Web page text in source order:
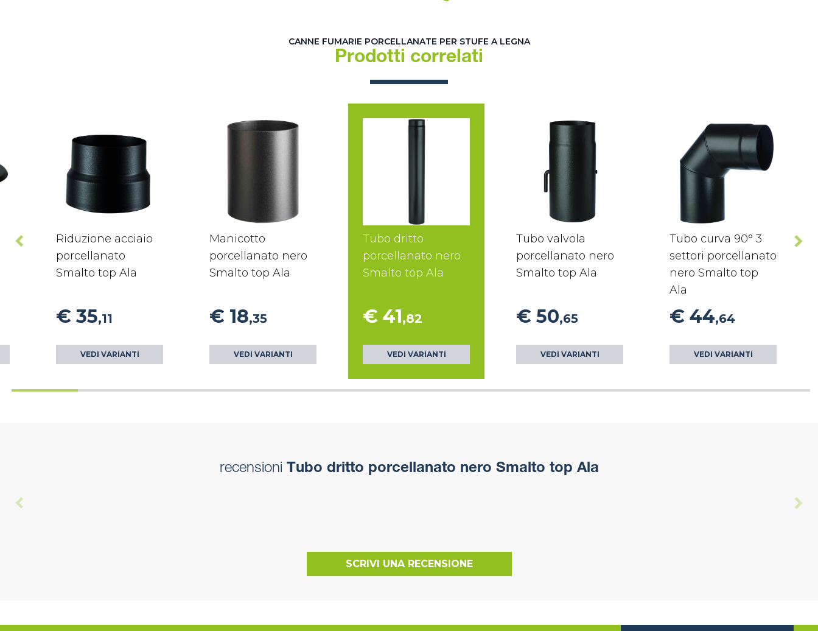
CANNE FUMARIE PORCELLANATE PER STUFE A LEGNA
Prodotti correlati
Riduzione acciaio
porcellanato
Smalto top Ala
€ 35,11
VEDI VARIANTI
Manicotto
porcellanato nero
Smalto top Ala
€ 18,35
VEDI VARIANTI
Tubo dritto
porcellanato nero
Smalto top Ala
€ 41,82
VEDI VARIANTI
Tubo valvola
porcellanato nero
Smalto top Ala
€ 50,65
VEDI VARIANTI
Tubo curva 90° 3
settori porcellanato
nero Smalto top
Ala
€ 44,64
VEDI VARIANTI
recensioni Tubo dritto porcellanato nero Smalto top Ala
SCRIVI UNA RECENSIONE